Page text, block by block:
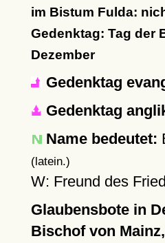
im Bistum Fulda:
Gedenktag: Tag der
Dezember
Gedenktag
Gedenktag
Name bedeutet:
(latein.)
W: Freund des
Glaubensbote in
Bischof von